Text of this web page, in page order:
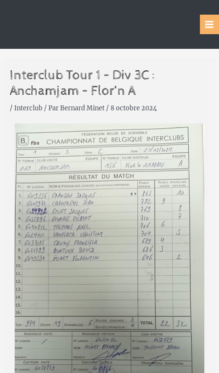
Interclub Tour 1 – Div 3C :
Anchamjam – Flor’n A
/ Interclub/ ParBernard Minet / 8 octobre 2024